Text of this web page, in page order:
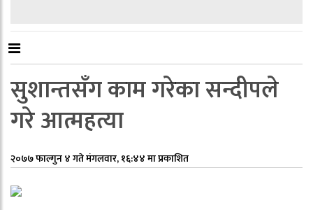
सुशान्तसँग काम गरेका सन्दीपले
गरे आत्महत्या
२०७७ फाल्गुन ४ गते मंगलवार, १६:४४ मा प्रकाशित